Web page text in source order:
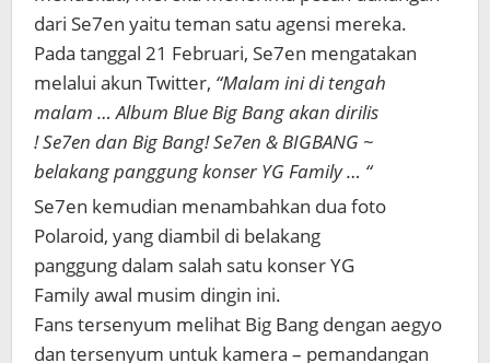
dari Se7en yaitu teman satu agensi mereka.
Pada tanggal 21 Februari, Se7en mengatakan
melalui akun Twitter, “Malam ini di tengah
malam … Album Blue Big Bang akan dirilis
! Se7en dan Big Bang! Se7en & BIGBANG ~
belakang panggung konser YG Family … “
Se7en kemudian menambahkan dua foto
Polaroid, yang diambil di belakang
panggung dalam salah satu konser YG
Family awal musim dingin ini.
Fans tersenyum melihat Big Bang dengan aegyo
dan tersenyum untuk kamera – pemandangan